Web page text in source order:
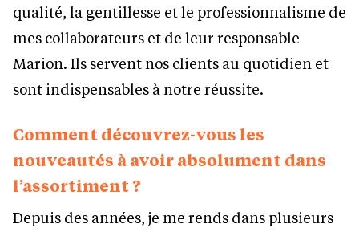
qualité, la gentillesse et le professionnalisme de
mes collaborateurs et de leur responsable
Marion. Ils servent nos clients au quotidien et
sont indispensables à notre réussite.
Comment découvrez-vous les
nouveautés à avoir absolument dans
l’assortiment ?
Depuis des années, je me rends dans plusieurs